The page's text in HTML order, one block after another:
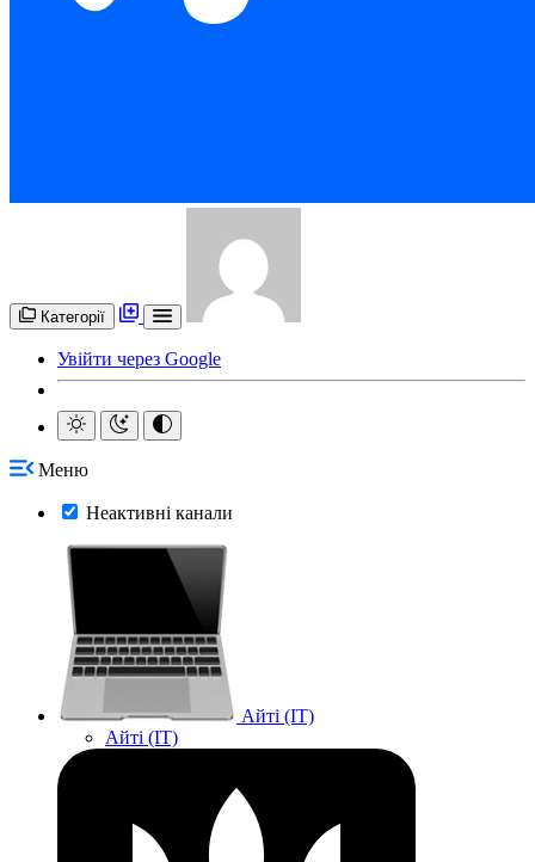
Категорії
Увійти через Google
Меню
Неактивні канали
Айті (IT)
Айті (IT)